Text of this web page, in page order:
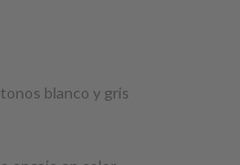
blanco y gris